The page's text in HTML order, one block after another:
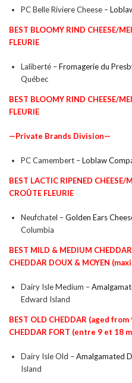
PC Belle Riviere Cheese –
BEST BLOOMY RIND CHEESE/
FLEURIE
Laliberté –Fromagerie du
Québec
BEST BLOOMY RIND CHEESE/
FLEURIE
—Private Brands Division—
PC Camembert –Loblaw
BEST LACTIC RIPENED CHEESE/
CROÛTE FLEURIE
Neufchatel –Golden Ears
Columbia
BEST MILD & MEDIUM CHEDDAR
CHEDDAR DOUX & MOYEN
Dairy Isle Medium –
Edward Island
BEST OLD CHEDDAR (aged
CHEDDAR FORT (entre 9 et 18
Dairy Isle Old –Amalgamated
Island